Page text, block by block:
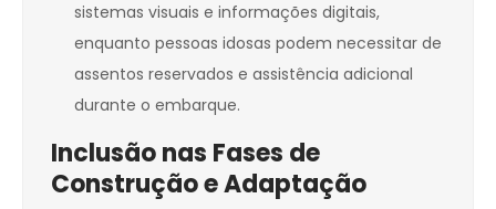
sistemas visuais e informações digitais,
enquanto pessoas idosas podem necessitar de
assentos reservados e assistência adicional
durante o embarque.
Inclusão nas Fases de
Construção e Adaptação